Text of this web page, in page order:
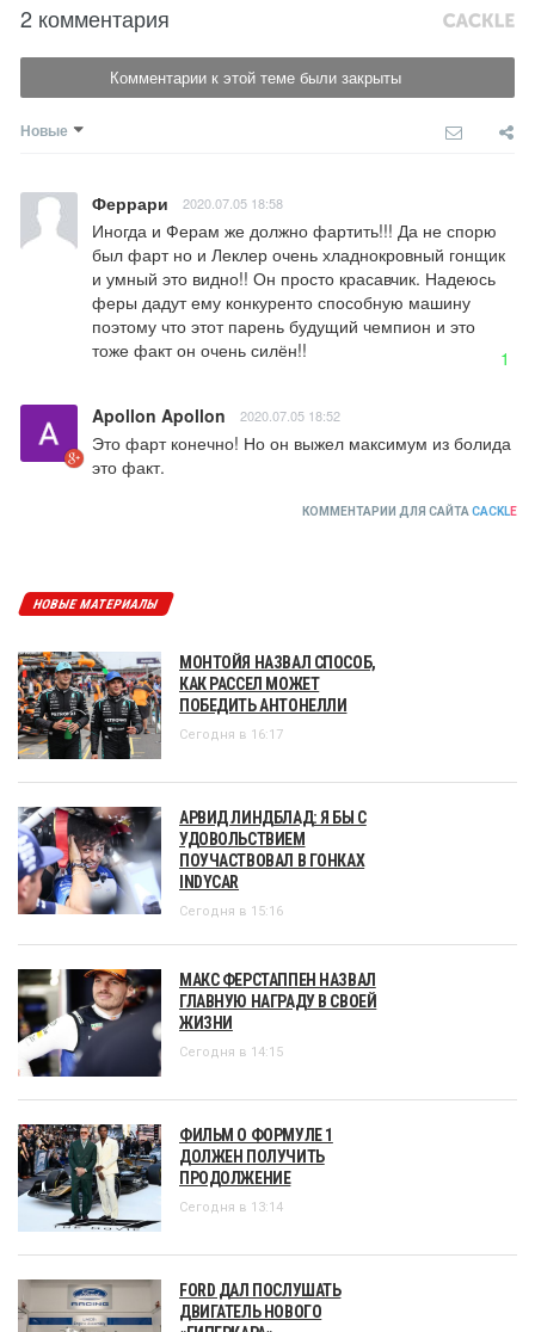
2 комментария
Комментарии к этой теме были закрыты
Новые
Феррари 2020.07.05 18:58
Иногда и Ферам же должно фартить!!! Да не спорю
был фарт но и Леклер очень хладнокровный гонщик
и умный это видно!! Он просто красавчик. Надеюсь
феры дадут ему конкуренто способную машину
поэтому что этот парень будущий чемпион и это
тоже факт он очень силён!!
1
Apollon Apollon 2020.07.05 18:52
Это фарт конечно! Но он выжел максимум из болида
это факт.
КОММЕНТАРИИ ДЛЯ САЙТА CACKLE
НОВЫЕ МАТЕРИАЛЫ
МОНТОЙЯ НАЗВАЛ СПОСОБ,
КАК РАССЕЛ МОЖЕТ
ПОБЕДИТЬ АНТОНЕЛЛИ
Сегодня в 16:17
АРВИД ЛИНДБЛАД: Я БЫ С
УДОВОЛЬСТВИЕМ
ПОУЧАСТВОВАЛ В ГОНКАХ
INDYCAR
Сегодня в 15:16
МАКС ФЕРСТАППЕН НАЗВАЛ
ГЛАВНУЮ НАГРАДУ В СВОЕЙ
ЖИЗНИ
Сегодня в 14:15
ФИЛЬМ О ФОРМУЛЕ 1
ДОЛЖЕН ПОЛУЧИТЬ
ПРОДОЛЖЕНИЕ
Сегодня в 13:14
FORD ДАЛ ПОСЛУШАТЬ
ДВИГАТЕЛЬ НОВОГО